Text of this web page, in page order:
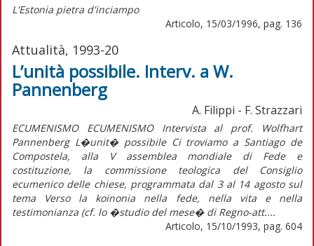
L'Estonia pietra d'inciampo
Articolo, 15/03/1996, pag. 136
Attualità, 1993-20
L’unità possibile. Interv. a W.
Pannenberg
A. Filippi - F. Strazzari
ECUMENISMO ECUMENISMO Intervista al prof. Wolfhart
Pannenberg L�unit� possibile Ci troviamo a Santiago de
Compostela, alla V assemblea mondiale di Fede e
costituzione, la commissione teologica del Consiglio
ecumenico delle chiese, programmata dal 3 al 14 agosto sul
tema Verso la koinonia nella fede, nella vita e nella
testimonianza (cf. lo �studio del mese� di Regno-att....
Articolo, 15/10/1993, pag. 604